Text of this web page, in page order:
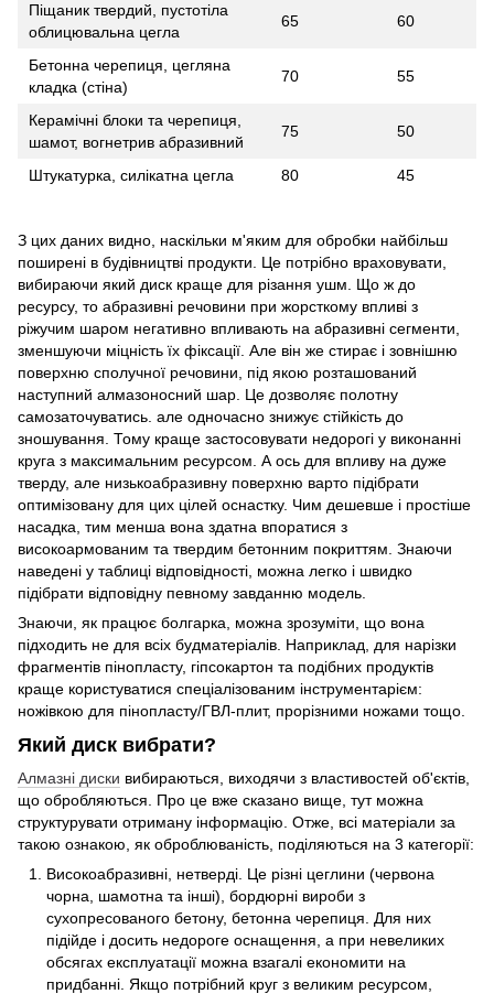
Піщаник твердий, пустотіла
облицювальна цегла
65 60
Бетонна черепиця, цегляна
кладка (стіна)
70 55
Керамічні блоки та черепиця,
шамот, вогнетрив абразивний
75 50
Штукатурка, силікатна цегла 80 45
З цих даних видно, наскільки м'яким для обробки найбільш
поширені в будівництві продукти. Це потрібно враховувати,
вибираючи який диск краще для різання ушм. Що ж до
ресурсу, то абразивні речовини при жорсткому впливі з
ріжучим шаром негативно впливають на абразивні сегменти,
зменшуючи міцність їх фіксації. Але він же стирає і зовнішню
поверхню сполучної речовини, під якою розташований
наступний алмазоносний шар. Це дозволяє полотну
самозаточуватись. але одночасно знижує стійкість до
зношування. Тому краще застосовувати недорогі у виконанні
круга з максимальним ресурсом. А ось для впливу на дуже
тверду, але низькоабразивну поверхню варто підібрати
оптимізовану для цих цілей оснастку. Чим дешевше і простіше
насадка, тим менша вона здатна впоратися з
високоармованим та твердим бетонним покриттям. Знаючи
наведені у таблиці відповідності, можна легко і швидко
підібрати відповідну певному завданню модель.
Знаючи, як працює болгарка, можна зрозуміти, що вона
підходить не для всіх будматеріалів. Наприклад, для нарізки
фрагментів пінопласту, гіпсокартон та подібних продуктів
краще користуватися спеціалізованим інструментарієм:
ножівкою для пінопласту/ГВЛ-плит, прорізними ножами тощо.
Який диск вибрати?
Алмазні диски вибираються, виходячи з властивостей об'єктів,
що обробляються. Про це вже сказано вище, тут можна
структурувати отриману інформацію. Отже, всі матеріали за
такою ознакою, як оброблюваність, поділяються на 3 категорії:
Високоабразивні, нетверді. Це різні цеглини (червона
чорна, шамотна та інші), бордюрні вироби з
сухопресованого бетону, бетонна черепиця. Для них
підійде і досить недороге оснащення, а при невеликих
обсягах експлуатації можна взагалі економити на
придбанні. Якщо потрібний круг з великим ресурсом,